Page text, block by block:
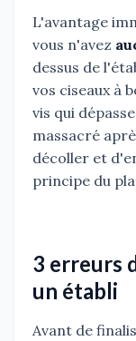
L'avantage
vous n'avez
dessus de
vos ciseaux à
vis qui
massacré
décoller et
principe du
3 erreurs
un établi
Avant de